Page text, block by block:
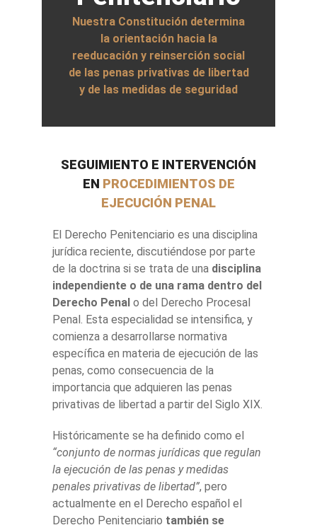
Nuestra Constitución determina
la orientación hacia la
reeducación y reinserción social
de las penas privativas de libertad
y de las medidas de seguridad
SEGUIMIENTO E INTERVENCIÓN
EN PROCEDIMIENTOS DE
EJECUCIÓN PENAL
El Derecho Penitenciario es una disciplina
jurídica reciente, discutiéndose por parte
de la doctrina si se trata de una disciplina
independiente o de una rama dentro del
Derecho Penal o del Derecho Procesal
Penal. Esta especialidad se intensifica, y
comienza a desarrollarse normativa
específica en materia de ejecución de las
penas, como consecuencia de la
importancia que adquieren las penas
privativas de libertad a partir del Siglo XIX.
Históricamente se ha definido como el
“conjunto de normas jurídicas que regulan
la ejecución de las penas y medidas
penales privativas de libertad”, pero
actualmente en el Derecho español el
Derecho Penitenciario también se